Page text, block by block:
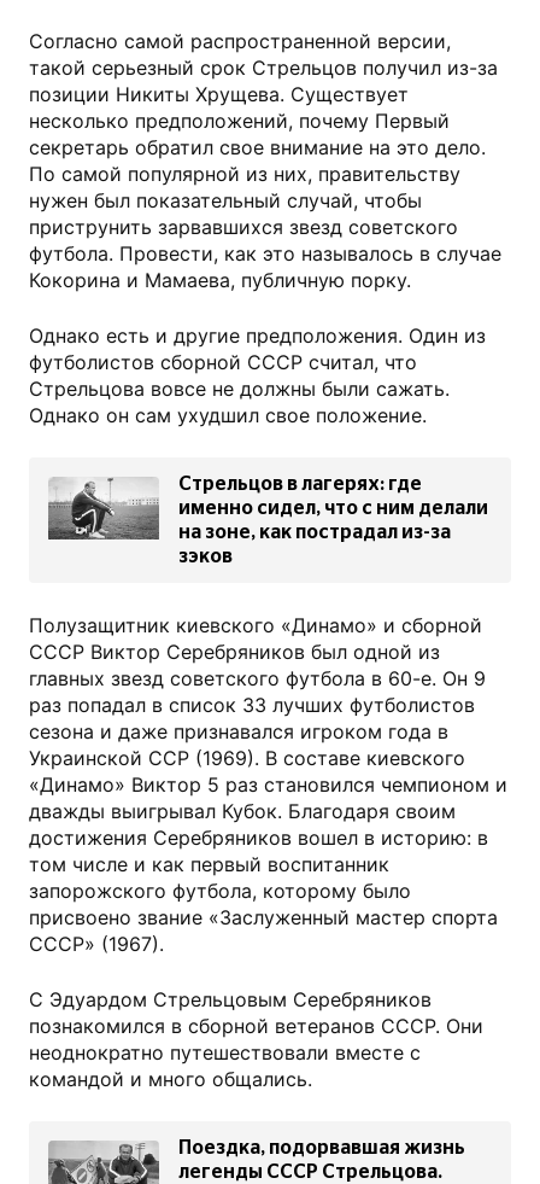
Согласно самой распространенной версии,
такой серьезный срок Стрельцов получил из-за
позиции Никиты Хрущева. Существует
несколько предположений, почему Первый
секретарь обратил свое внимание на это дело.
По самой популярной из них, правительству
нужен был показательный случай, чтобы
приструнить зарвавшихся звезд советского
футбола. Провести, как это называлось в случае
Кокорина и Мамаева, публичную порку.
Однако есть и другие предположения. Один из
футболистов сборной СССР считал, что
Стрельцова вовсе не должны были сажать.
Однако он сам ухудшил свое положение.
Стрельцов в лагерях: где
именно сидел, что с ним делали
на зоне, как пострадал из-за
зэков
Полузащитник киевского «Динамо» и сборной
СССР Виктор Серебряников был одной из
главных звезд советского футбола в 60-е. Он 9
раз попадал в список 33 лучших футболистов
сезона и даже признавался игроком года в
Украинской ССР (1969). В составе киевского
«Динамо» Виктор 5 раз становился чемпионом и
дважды выигрывал Кубок. Благодаря своим
достижения Серебряников вошел в историю: в
том числе и как первый воспитанник
запорожского футбола, которому было
присвоено звание «Заслуженный мастер спорта
СССР» (1967).
С Эдуардом Стрельцовым Серебряников
познакомился в сборной ветеранов СССР. Они
неоднократно путешествовали вместе с
командой и много общались.
Поездка, подорвавшая жизнь
легенды СССР Стрельцова.